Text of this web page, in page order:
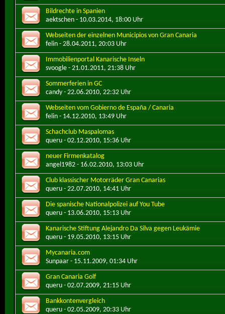
Bildrechte in Spanien
aektschen - 10.03.2014, 18:00 Uhr
Webseiten der einzelnen Municipios von Gran Canaria
felin - 28.04.2011, 20:03 Uhr
Immobilienportal Kanarische Inseln
svoogle - 21.01.2011, 21:38 Uhr
Sommerferien in GC
candy - 22.06.2010, 22:32 Uhr
Webseiten vom Gobierno de España / Canaria
felin - 14.12.2010, 13:49 Uhr
Schachclub Maspalomas
queru - 02.12.2010, 15:36 Uhr
neuer Firmenkatalog
angel1982 - 16.02.2010, 13:03 Uhr
Club klassischer Motorräder Gran Canarias
queru - 22.07.2010, 14:41 Uhr
Die spanische Nationalpolizei auf You Tube
queru - 13.06.2010, 15:13 Uhr
Kanarische Stiftung Alejandro Da Silva gegen Leukämie
queru - 19.05.2010, 13:15 Uhr
Mycanaria.com
Sunpaar - 15.11.2009, 01:34 Uhr
Gran Canaria Golf
queru - 02.07.2009, 21:15 Uhr
Bankkontenvergleich
queru - 02.05.2009, 20:33 Uhr